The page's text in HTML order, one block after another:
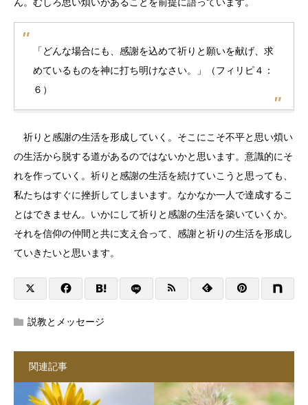
「どんな場合にも、感謝を込めて祈りと願いを献げ、求
めているものを神に打ち明けなさい。」（フィリピ４：
６）
祈りと感謝の生活を形成していく。そこにこそ不平と思い煩い
の生活から脱する道があるのではないかと思います。意識的にそ
れを作っていく。祈りと感謝の生活を続けていこうと思っても、
私たちはすぐに挫折してしまいます。なかなか一人で達成するこ
とはできません。いかにして祈りと感謝の生活を築いていくか。
それを信仰の仲間と共に支え合って、感謝と祈りの生活を形成し
ていきたいと思います。
説教とメッセージ
関連記事